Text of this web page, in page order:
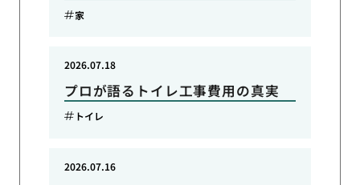
家
プロが語るトイレ工事費用の真実
2026.07.18
トイレ
2026.07.16